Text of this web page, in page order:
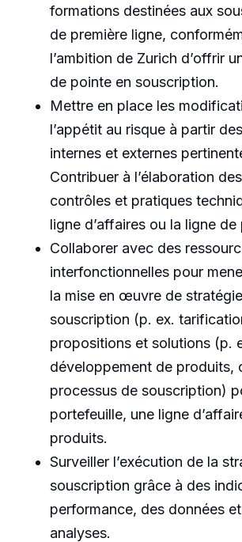
formations destinées aux
de première ligne,
l’ambition de Zurich d’offrir
de pointe en souscription.
Mettre en place les
l’appétit au risque à partir
internes et externes
Contribuer à l’élaboration
contrôles et pratiques
ligne d’affaires ou la ligne de
Collaborer avec des
interfonctionnelles pour
la mise en œuvre de
souscription (p. ex.
propositions et solutions (p.
développement de produits,
processus de souscription)
portefeuille, une ligne
produits.
Surveiller l’exécution de la
souscription grâce à des
performance, des données
analyses.